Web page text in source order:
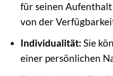
für seinen
von der
Individualität: Sie
einer persönlichen